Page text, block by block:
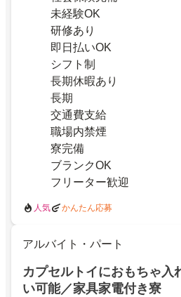
未経験OK
研修あり
即日払いOK
シフト制
長期休暇あり
長期
交通費支給
職場内禁煙
寮完備
ブランクOK
フリーター歓迎
人気 かんたん応募
アルバイト・パート
カプセルトイにおもちゃ入
い可能／家具家電付き寮